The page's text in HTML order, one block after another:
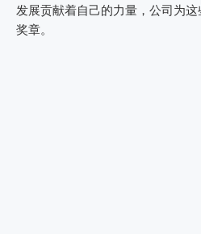
发展贡献着自己的力量，公司为
奖章。